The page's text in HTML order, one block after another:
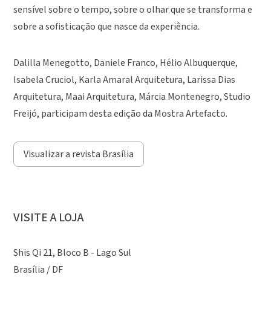
sensível sobre o tempo, sobre o olhar que se transforma e
sobre a sofisticação que nasce da experiência.
Dalilla Menegotto, Daniele Franco, Hélio Albuquerque,
Isabela Cruciol, Karla Amaral Arquitetura, Larissa Dias
Arquitetura, Maai Arquitetura, Márcia Montenegro, Studio
Freijó, participam desta edição da Mostra Artefacto.
Visualizar a revista Brasília
VISITE A LOJA
Shis Qi 21, Bloco B - Lago Sul
Brasília / DF